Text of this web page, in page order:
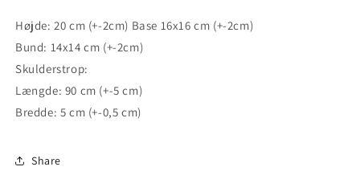
Højde: 20 cm (+-2cm) Base 16x16 cm (+-2cm)
Bund: 14x14 cm (+-2cm)
Skulderstrop:
Længde: 90 cm (+-5 cm)
Bredde: 5 cm (+-0,5 cm)
Share